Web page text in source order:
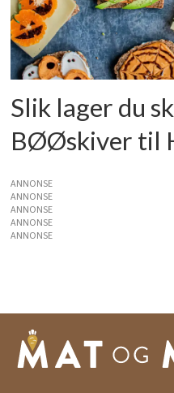
Slik lager du
BØØskiver til
ANNONSE
ANNONSE
ANNONSE
ANNONSE
ANNONSE